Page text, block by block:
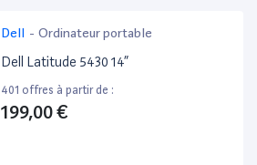
Dell - Ordinateur portable
Dell Latitude 5430 14”
401 offres à partir de :
199,00 €